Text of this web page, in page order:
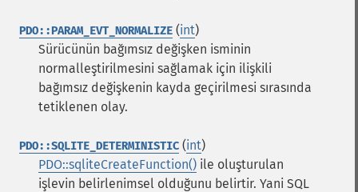
PDO::PARAM_EVT_NORMALIZE (int)
Sürücünün bağımsız değişken isminin
normalleştirilmesini sağlamak için ilişkili
bağımsız değişkenin kayda geçirilmesi sırasında
tetiklenen olay.
PDO::SQLITE_DETERMINISTIC (int)
PDO::sqliteCreateFunction() ile oluşturulan
işlevin belirlenimsel olduğunu belirtir. Yani SQL